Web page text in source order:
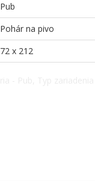
Pub
Pohár na pivo
72 x 212